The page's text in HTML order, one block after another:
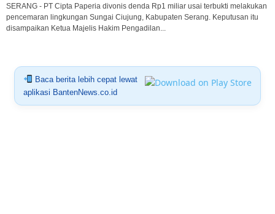
SERANG - PT Cipta Paperia divonis denda Rp1 miliar usai terbukti melakukan
pencemaran lingkungan Sungai Ciujung, Kabupaten Serang. Keputusan itu
disampaikan Ketua Majelis Hakim Pengadilan...
Baca berita lebih cepat lewat
aplikasi BantenNews.co.id